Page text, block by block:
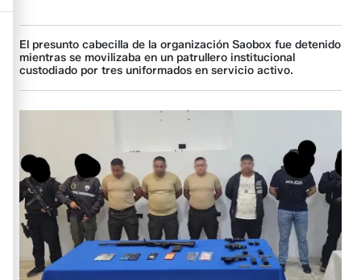
El presunto cabecilla de la organización Saobox fue detenido
mientras se movilizaba en un patrullero institucional
custodiado por tres uniformados en servicio activo.